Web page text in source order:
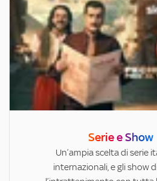
Serie e Show
Un’ampia scelta di serie
internazionali, e gli show